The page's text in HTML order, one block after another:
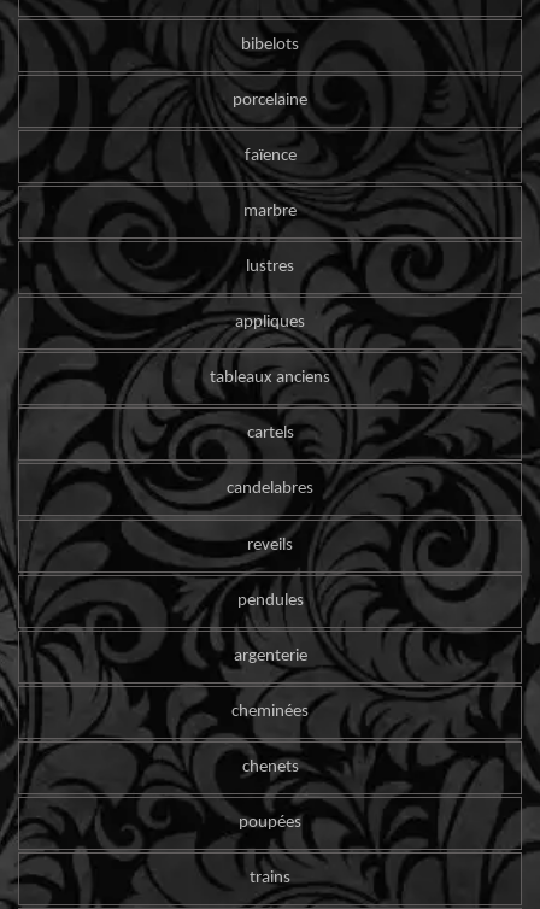
bibelots
porcelaine
faïence
marbre
lustres
appliques
tableaux anciens
cartels
candelabres
reveils
pendules
argenterie
cheminées
chenets
poupées
trains